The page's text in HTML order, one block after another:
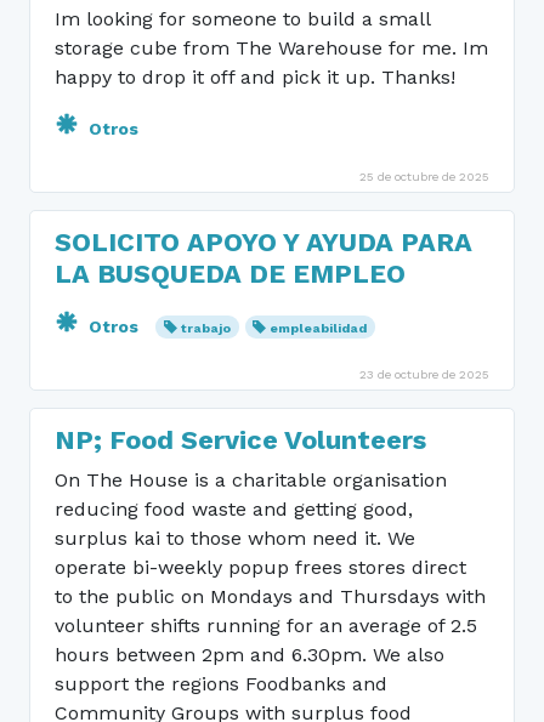
Im looking for someone to build a small
storage cube from The Warehouse for me. Im
happy to drop it off and pick it up. Thanks!
Otros
25 de octubre de 2025
SOLICITO APOYO Y AYUDA PARA
LA BUSQUEDA DE EMPLEO
Otros trabajo empleabilidad
23 de octubre de 2025
NP; Food Service Volunteers
On The House is a charitable organisation
reducing food waste and getting good,
surplus kai to those whom need it. We
operate bi-weekly popup frees stores direct
to the public on Mondays and Thursdays with
volunteer shifts running for an average of 2.5
hours between 2pm and 6.30pm. We also
support the regions Foodbanks and
Community Groups with surplus food